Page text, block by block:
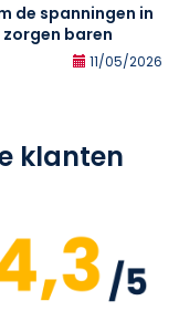
de spanningen in
baren
11/05/2026
klanten